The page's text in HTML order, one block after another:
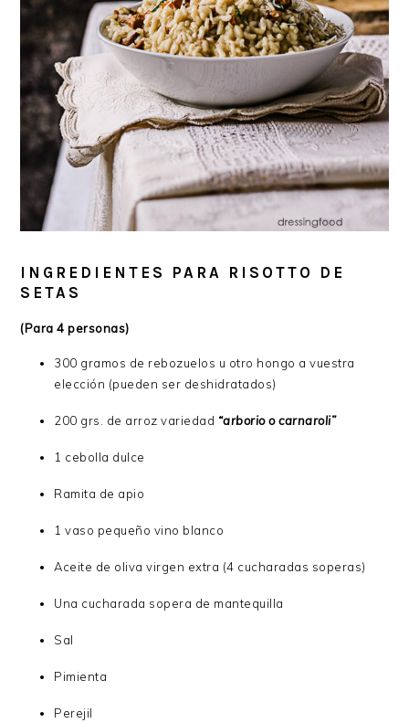
INGREDIENTES PARA RISOTTO DE
SETAS
(Para 4 personas)
300 gramos de rebozuelos u otro hongo a vuestra
elección (pueden ser deshidratados)
200 grs. de arroz variedad “arborio o carnaroli”
1 cebolla dulce
Ramita de apio
1 vaso pequeño vino blanco
Aceite de oliva virgen extra (4 cucharadas soperas)
Una cucharada sopera de mantequilla
Sal
Pimienta
Perejil